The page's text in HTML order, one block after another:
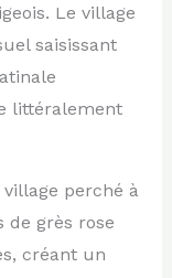
Le village
saisissant
littéralement
perché à
de grès rose
créant un